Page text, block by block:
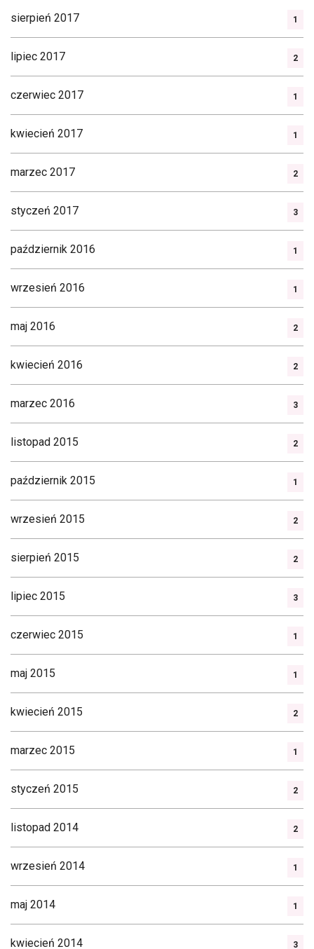
sierpień 2017 1
lipiec 2017 2
czerwiec 2017 1
kwiecień 2017 1
marzec 2017 2
styczeń 2017 3
październik 2016 1
wrzesień 2016 1
maj 2016 2
kwiecień 2016 2
marzec 2016 3
listopad 2015 2
październik 2015 1
wrzesień 2015 2
sierpień 2015 2
lipiec 2015 3
czerwiec 2015 1
maj 2015 1
kwiecień 2015 2
marzec 2015 1
styczeń 2015 2
listopad 2014 2
wrzesień 2014 1
maj 2014 1
kwiecień 2014 3